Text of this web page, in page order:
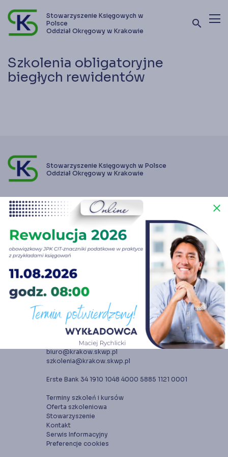
Stowarzyszenie Księgowych w
Polsce
Oddział Okręgowy w Krakowie
search
Terminy szkoleń i kursów
Oferta szkoleniowa
Zostań członkiem SKwP
Księgarnia
Panel członka
Stowarzyszenie Księgowych
w Polsce jest od 1989 r. członkiem
Międzynarodowej Federacji Księgowych (IFAC)
Szkolenia obligatoryjne
biegłych rewidentów
Stowarzyszenie Księgowych w Polsce
Oddział Okręgowy w Krakowie
ul. Kazimierza Wielkiego 19
30-074 Kraków
tel. 12 632 09 10
tel. 12 633 35 21
biuro@krakow.skwp.pl
szkolenia@krakow.skwp.pl
Erste Bank 34 1910 1048 4000 5885 1121 0001
Terminy szkoleń i kursów
Oferta szkoleniowa
Stowarzyszenie
Kontakt
Serwis Informacyjny
Preferencje cookies
close